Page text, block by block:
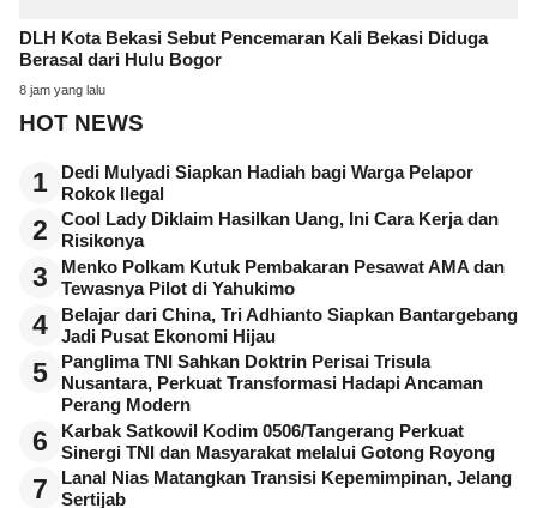
DLH Kota Bekasi Sebut Pencemaran Kali Bekasi Diduga
Berasal dari Hulu Bogor
8 jam yang lalu
HOT NEWS
1
Dedi Mulyadi Siapkan Hadiah bagi Warga Pelapor
Rokok Ilegal
2
Cool Lady Diklaim Hasilkan Uang, Ini Cara Kerja dan
Risikonya
3
Menko Polkam Kutuk Pembakaran Pesawat AMA dan
Tewasnya Pilot di Yahukimo
4
Belajar dari China, Tri Adhianto Siapkan Bantargebang
Jadi Pusat Ekonomi Hijau
5
Panglima TNI Sahkan Doktrin Perisai Trisula
Nusantara, Perkuat Transformasi Hadapi Ancaman
Perang Modern
6
Karbak Satkowil Kodim 0506/Tangerang Perkuat
Sinergi TNI dan Masyarakat melalui Gotong Royong
7
Lanal Nias Matangkan Transisi Kepemimpinan, Jelang
Sertijab